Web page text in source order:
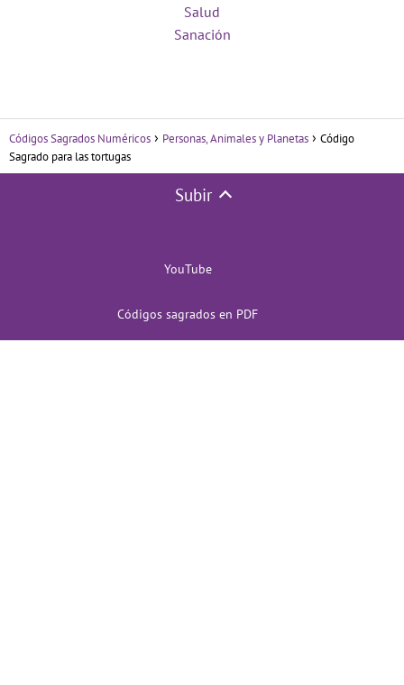
Salud
Sanación
Códigos Sagrados Numéricos Personas, Animales y Planetas
Código
Sagrado para las tortugas
Subir
YouTube
Códigos sagrados en PDF